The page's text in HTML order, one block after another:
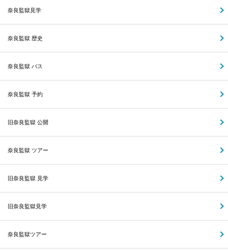
奈良監獄見学
奈良監獄 歴史
奈良監獄 バス
奈良監獄 予約
旧奈良監獄 公開
奈良監獄 ツアー
旧奈良監獄 見学
旧奈良監獄見学
奈良監獄ツアー